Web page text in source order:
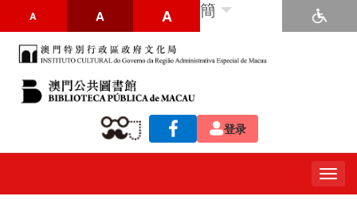
A A A 簡
登录